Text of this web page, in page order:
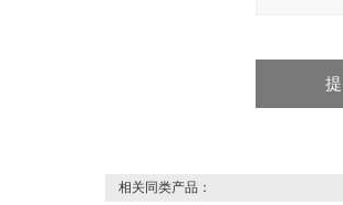
相关同类产品：